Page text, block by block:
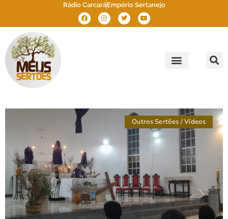
Rádio CarcaráEmpório Sertanejo
Outros Sertões /Vídeos